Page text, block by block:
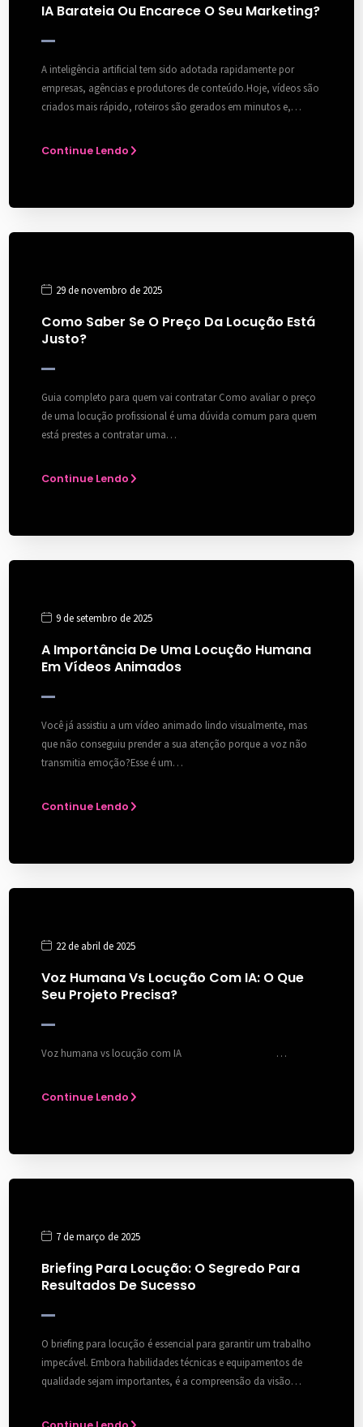
IA Barateia Ou Encarece O Seu Marketing?
A inteligência artificial tem sido adotada rapidamente por
empresas, agências e produtores de conteúdo.Hoje, vídeos são
criados mais rápido, roteiros são gerados em minutos e,…
Continue Lendo
29 de novembro de 2025
Como Saber Se O Preço Da Locução Está
Justo?
Guia completo para quem vai contratar Como avaliar o preço
de uma locução profissional é uma dúvida comum para quem
está prestes a contratar uma…
Continue Lendo
9 de setembro de 2025
A Importância De Uma Locução Humana
Em Vídeos Animados
Você já assistiu a um vídeo animado lindo visualmente, mas
que não conseguiu prender a sua atenção porque a voz não
transmitia emoção?Esse é um…
Continue Lendo
22 de abril de 2025
Voz Humana Vs Locução Com IA: O Que
Seu Projeto Precisa?
Voz humana vs locução com IA …
Continue Lendo
7 de março de 2025
Briefing Para Locução: O Segredo Para
Resultados De Sucesso
O briefing para locução é essencial para garantir um trabalho
impecável. Embora habilidades técnicas e equipamentos de
qualidade sejam importantes, é a compreensão da visão…